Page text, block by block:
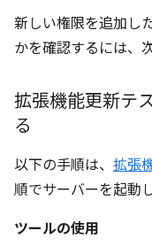
新しい権限を追加し
かを確認するには、
拡張機能更新テ
る
以下の手順は、 拡張
順でサーバーを起動
ツールの使用